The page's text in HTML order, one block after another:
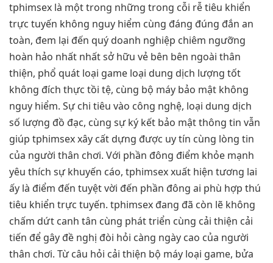
tphimsex là một trong những trong cỗi rễ tiêu khiển
trực tuyến không nguy hiểm cùng đáng đúng đắn an
toàn, đem lại đến quý doanh nghiệp chiêm ngưỡng
hoàn hảo nhất nhất sở hữu vẻ bên bên ngoài thân
thiện, phổ quát loại game loại dung dịch lượng tốt
không đích thực tồi tệ, cùng bộ máy bảo mật không
nguy hiểm. Sự chi tiêu vào công nghệ, loại dung dịch
số lượng đồ đạc, cùng sự ký kết bảo mật thông tin vẫn
giúp tphimsex xây cất dựng được uy tín cùng lòng tin
của người thân chơi. Với phần đông điểm khỏe mạnh
yêu thích sự khuyến cáo, tphimsex xuất hiện tương lai
ấy là điểm đến tuyệt vời đến phần đông ai phù hợp thú
tiêu khiển trực tuyến. tphimsex đang đã còn lẽ không
chấm dứt canh tân cùng phát triển cùng cải thiện cải
tiến để gây đề nghị đòi hỏi càng ngày cao của người
thân chơi. Từ câu hỏi cải thiện bộ máy loại game, bửa